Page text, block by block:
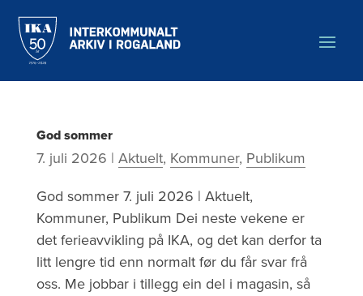
hovedinnholdet
Kommuner
God sommer
7. juli 2026 | Aktuelt, Kommuner, Publikum
God sommer 7. juli 2026 | Aktuelt,
Kommuner, Publikum Dei neste vekene er
det ferieavvikling på IKA, og det kan derfor ta
litt lengre tid enn normalt før du får svar frå
oss. Me jobbar i tillegg ein del i magasin, så